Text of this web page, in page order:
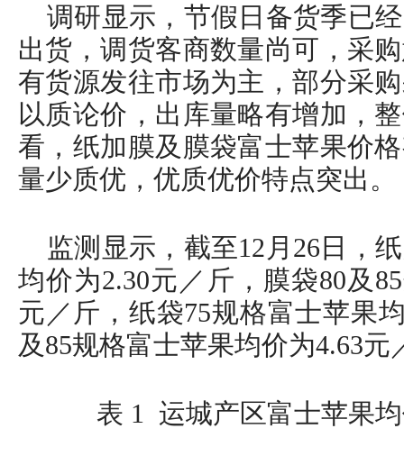
调研显示，节假日备货季已
出货，调货客商数量尚可，采
有货源发往市场为主，部分采
以质论价，出库量略有增加，
看，纸加膜及膜袋富士苹果价
量少质优，优质优价特点突出。
监测显示，截至12月26日，
均价为2.30元／斤，膜袋80及
元／斤，纸袋75规格富士苹果
及85规格富士苹果均价为4.63元
表 1 运城产区富士苹果